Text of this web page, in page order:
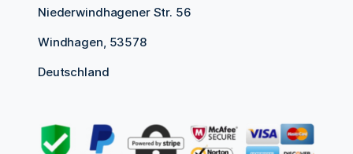
Niederwindhagener Str. 56
Windhagen, 53578
Deutschland